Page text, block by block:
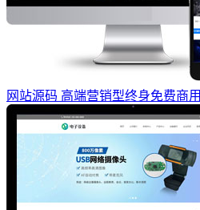
网站源码 高端营销型终身免费商用